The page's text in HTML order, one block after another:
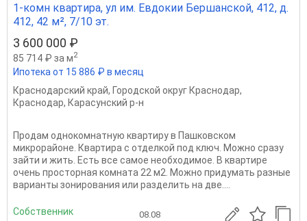
1-комн квартира, ул им. Евдокии Бершанской, 412, д.
412, 42 м², 7/10 эт.
3 600 000 ₽
85 714 ₽ за м2
Ипотека от 15 886 ₽ в месяц
Краснодарский край, Городской округ Краснодар,
Краснодар, Карасунский р-н
Продам однокомнатную квартиру в Пашковском
микрорайоне. Квартира с отделкой под ключ. Можно сразу
зайти и жить. Есть все самое необходимое. В квартире
очень просторная комната 22 м2. Можно придумать разные
варианты зонирования или разделить на две....
Собственник 08.08